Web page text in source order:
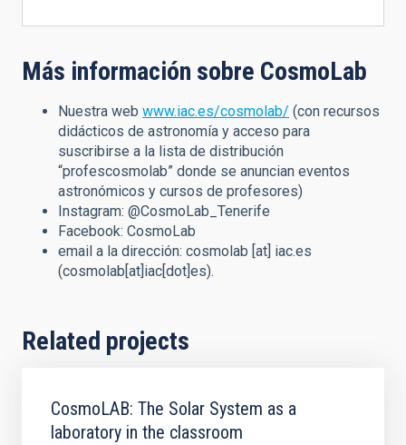
Más información sobre CosmoLab
Nuestra web www.iac.es/cosmolab/ (con recursos
didácticos de astronomía y acceso para
suscribirse a la lista de distribución
“profescosmolab” donde se anuncian eventos
astronómicos y cursos de profesores)
Instagram: @CosmoLab_Tenerife
Facebook: CosmoLab
email a la dirección: cosmolab [at] iac.es
(cosmolab[at]iac[dot]es).
Related projects
CosmoLAB: The Solar System as a
laboratory in the classroom